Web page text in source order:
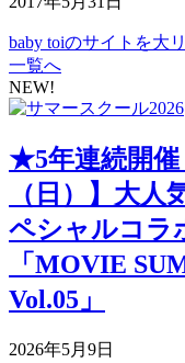
baby toiのサイトを大
一覧へ
NEW!
★5年連続開催
（日）】大人
ペシャルコラ
「MOVIE
Vol.05」
2026年5月9日